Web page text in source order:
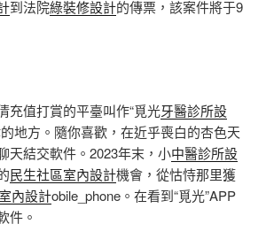
到法院綠裝修設計的傳票，該案件將于9
充值打賞的平臺叫作“覓光牙醫診所設
地方。隨你喜歡，在近乎喪白的杏色天
天結交軟件。2023年末，小中醫診所設
民生社區室內設計機會，從怙恃那里獲
內設計obile_phone。在看到“覓光”APP
件。